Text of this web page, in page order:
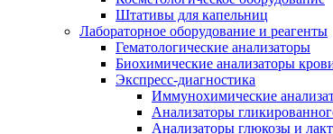
Штативы для капельниц
Лабораторное оборудование и реагенты
Гематологические анализаторы
Биохимические анализаторы
Экспресс-диагностика
Иммунохимические
Анализаторы
Анализаторы глюкозы и